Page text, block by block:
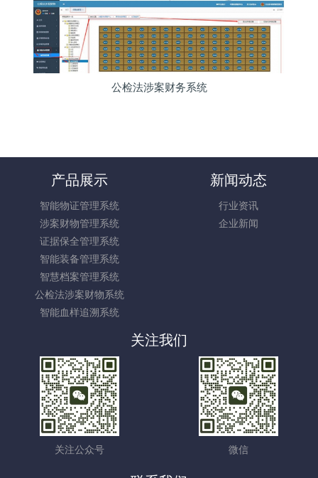
公检法涉案财务系统
产品展示
智能物证管理系统
涉案财物管理系统
证据保全管理系统
智能装备管理系统
智慧档案管理系统
公检法涉案财物系统
智能血样追溯系统
新闻动态
行业资讯
企业新闻
关注我们
关注公众号 微信